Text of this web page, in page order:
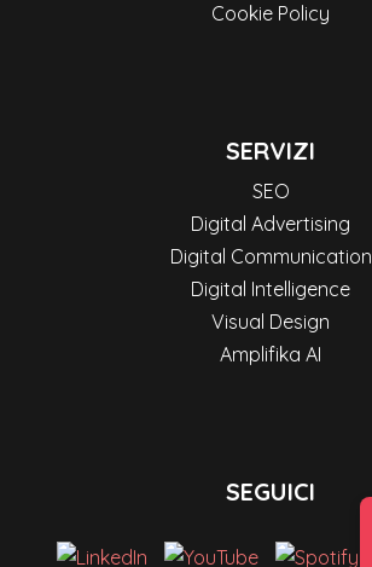
Cookie Policy
SERVIZI
SEO
Digital Advertising
Digital Communication
Digital Intelligence
Visual Design
Amplifika AI
SEGUICI